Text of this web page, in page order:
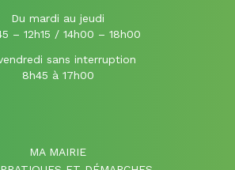
Du mardi au jeudi
– 12h15 / 14h00 – 18h00
sans interruption
8h45 à 17h00
MA MAIRIE